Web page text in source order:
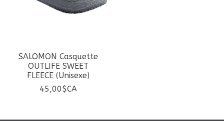
SALOMON Casquette
OUTLIFE SWEET
FLEECE (Unisexe)
45,00$CA